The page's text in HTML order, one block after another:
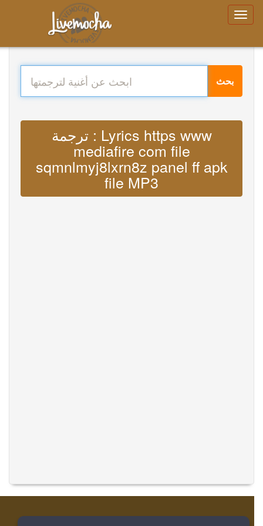
بحث
ترجمة : Lyrics https www
mediafire com file
sqmnlmyj8lxrn8z panel ff apk
file MP3